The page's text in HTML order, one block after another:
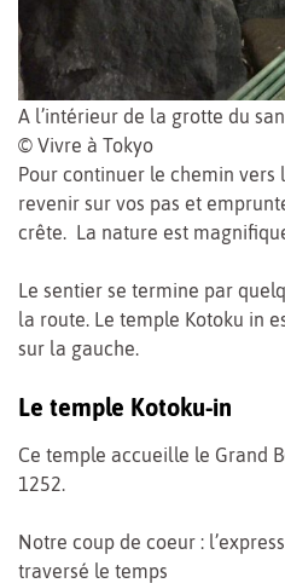
A l’intérieur de la grotte du
© Vivre à Tokyo
Pour continuer le chemin vers
revenir sur vos pas et
crête. La nature est
Le sentier se termine par
la route. Le temple Kotoku in
sur la gauche.
Le temple Kotoku-in
Ce temple accueille le Grand
1252.
Notre coup de coeur :
traversé le temps